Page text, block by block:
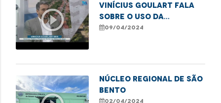
play_circle_outline
Vinícius Goulart fala
sobre o uso da
cannabis para fins
09/04/2024
Núcleo Regional de SÃO
BENTO
02/04/2024